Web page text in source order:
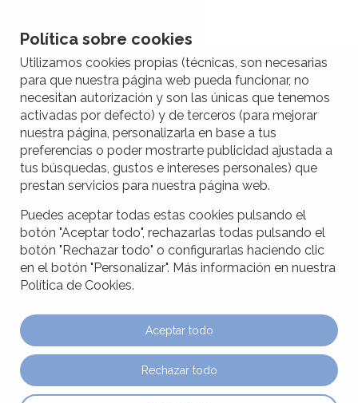
Política sobre cookies
Utilizamos cookies propias (técnicas, son necesarias
para que nuestra página web pueda funcionar, no
necesitan autorización y son las únicas que tenemos
activadas por defecto) y de terceros (para mejorar
nuestra página, personalizarla en base a tus
preferencias o poder mostrarte publicidad ajustada a
tus búsquedas, gustos e intereses personales) que
prestan servicios para nuestra página web.
Puedes aceptar todas estas cookies pulsando el
botón "Aceptar todo", rechazarlas todas pulsando el
botón "Rechazar todo" o configurarlas haciendo clic
en el botón "Personalizar". Más información en nuestra
Política de Cookies.
Rechazar todo
Aceptar todo